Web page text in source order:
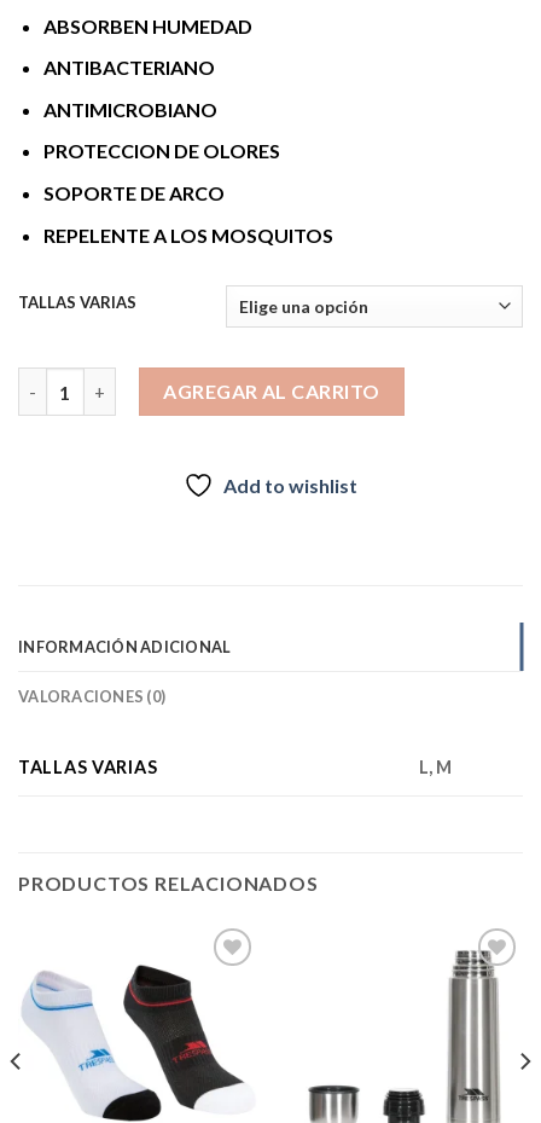
era:
$19.990.
es:
ABSORBEN HUMEDAD
ANTIBACTERIANO
ANTIMICROBIANO
PROTECCION DE OLORES
SOPORTE DE ARCO
REPELENTE A LOS MOSQUITOS
TALLAS VARIAS
AGREGAR AL CARRITO
Add to wishlist
INFORMACIÓN ADICIONAL
VALORACIONES (0)
TALLAS VARIAS L, M
PRODUCTOS RELACIONADOS
Add to
wishlist